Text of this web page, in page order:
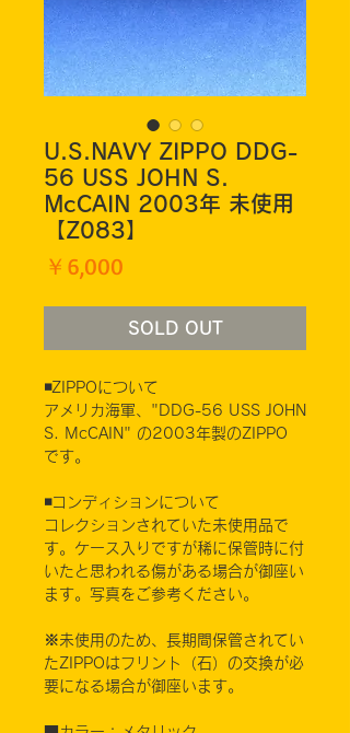
U.S.NAVY ZIPPO DDG-
56 USS JOHN S.
McCAIN 2003年 未使用
【Z083】
￥6,000
SOLD OUT
◾️ZIPPOについて
アメリカ海軍、"DDG-56 USS JOHN
S. McCAIN" の2003年製のZIPPO
です。
◾️コンディションについて
コレクションされていた未使用品で
す。ケース入りですが稀に保管時に付
いたと思われる傷がある場合が御座い
ます。写真をご参考ください。
※未使用のため、長期間保管されてい
たZIPPOはフリント（石）の交換が必
要になる場合が御座います。